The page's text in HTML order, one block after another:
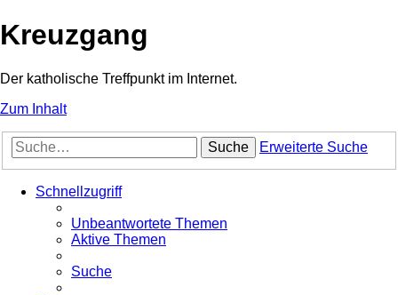
Kreuzgang
Der katholische Treffpunkt im Internet.
Zum Inhalt
Suche Erweiterte Suche
Schnellzugriff
Unbeantwortete Themen
Aktive Themen
Suche